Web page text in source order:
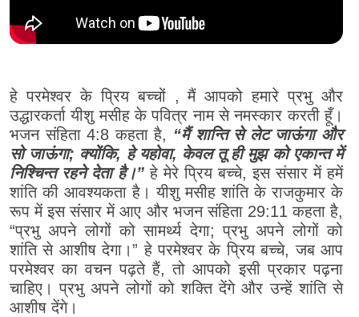
हे परमेश्वर के प्रिय बच्चों , मैं आपको हमारे प्रभु और
उद्धारकर्ता यीशु मसीह के पवित्र नाम से नमस्कार करती हूँ।
भजन संहिता 4:8 कहता है, “मैं शान्ति से लेट जाऊंगा और
सो जाऊंगा; क्योंकि, हे यहोवा, केवल तू ही मुझ को एकान्त में
निश्चिन्त रहने देता है।” हे मेरे प्रिय बच्चे, इस संसार में हमें
शांति की आवश्यकता है। यीशु मसीह शांति के राजकुमार के
रूप में इस संसार में आए और भजन संहिता 29:11 कहता है,
“प्रभु अपने लोगों को सामर्थ्य देगा; प्रभु अपने लोगों को
शांति से आशीष देगा।” हे परमेश्वर के प्रिय बच्चे, जब आप
परमेश्वर का वचन पढ़ते हैं, तो आपको इसी प्रकार पढ़ना
चाहिए। प्रभु अपने लोगों को शक्ति देंगे और उन्हें शांति से
आशीष देंगे।